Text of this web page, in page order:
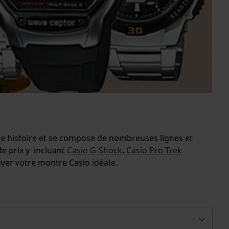
histoire et se compose de nombreuses lignes et
prix y incluant Casio G-Shock, Casio Pro Trek
votre montre Casio idéale.